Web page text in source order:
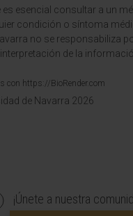
es esencial consultar a un
condición o síntoma
no se responsabiliza
de la
con https://BioRender.com
de Navarra 2026
¡Únete a nuestra